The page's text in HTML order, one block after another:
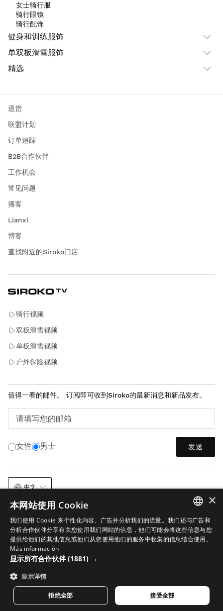
女士骑行服
骑行眼镜
骑行配饰
健身和训练服饰
单双板滑雪服饰
精选
退货
联盟计划
订单追踪
B2B合作伙伴
工作机会
常见问题
播客
Lianxi
博客
查找附近的Siroko门店
骑行视频
双板滑雪视频
单板滑雪视频
户外探险视频
值得一看的邮件。 订阅即可收到Siroko的最新消息和新品发布。
请填写您的邮箱
女性 男士 发送
中文
法律声明 曲奇 条款和条件
SPANISH
ENGLISH
GERMAN
×
本网站使用 Cookie
我们使用 Cookie 来个性化内容、广告并分析我们的流量。我们还与广告和
分析合作伙伴分享有关您使用我们网站的信息，他们可能会将这些信息与您
提供给他们的其他信息或他们从您使用他们的服务中收集的信息结合使用。
Más información
显示所有合作伙伴 (1881) →
显示详情
接受全部
拒绝全部